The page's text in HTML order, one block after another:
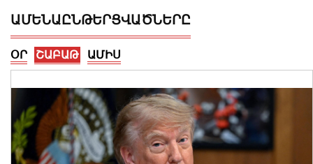
Կաթողիկոսի և Սրբազան հայրերի
գործով դատական նիստը
կանցկացվի դռնփակ
ԱՄԵՆԱԸՆԹԵՐՑՎԱԾՆԵՐԸ
ՕՐ ՇԱԲԱԹ ԱՄԻՍ